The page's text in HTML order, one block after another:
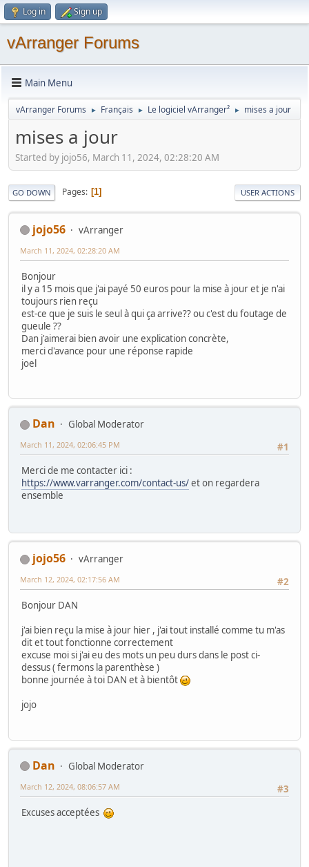
Log in Sign up
vArranger Forums
Main Menu
vArranger Forums ► Français ► Le logiciel vArranger² ► mises a jour
mises a jour
Started by jojo56, March 11, 2024, 02:28:20 AM
GO DOWN Pages 1 USER ACTIONS
jojo56 vArranger
March 11, 2024, 02:28:20 AM
Bonjour
il y a 15 mois que j'ai payé 50 euros pour la mise à jour et je n'ai
toujours rien reçu
est-ce que je suis le seul à qui ça arrive?? ou c'est du foutage de
gueule ??
Dan j'aimerai bien avoir une explication concrète,
merci d'avance pour une réponse rapide
joel
Dan
Global Moderator
#1
March 11, 2024, 02:06:45 PM
Merci de me contacter ici :
https://www.varranger.com/contact-us/et on regardera
ensemble
jojo56
vArranger
#2
March 12, 2024, 02:17:56 AM
Bonjour DAN
j'ai bien reçu la mise à jour hier , j'ai tout installé comme tu m'as
dit et tout fonctionne correctement
excuse moi si j'ai eu des mots un peu durs dans le post ci-
dessus ( fermons la parenthèse )
bonne journée à toi DAN et à bientôt
jojo
Dan
Global Moderator
#3
March 12, 2024, 08:06:57 AM
Excuses acceptées